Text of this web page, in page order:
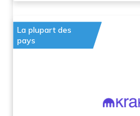
La plupart des
pays